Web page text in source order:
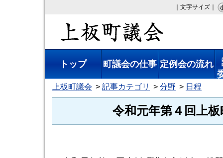
｜文字サイズ｜
トップ 町議会の仕事 定例会の流れ
上板町議会 記事カテゴリ 分野 日程
令和元年第４回上